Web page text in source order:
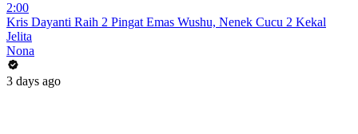
2:00
Kris Dayanti Raih 2 Pingat Emas Wushu, Nenek Cucu 2 Kekal
Jelita
Nona
3 days ago